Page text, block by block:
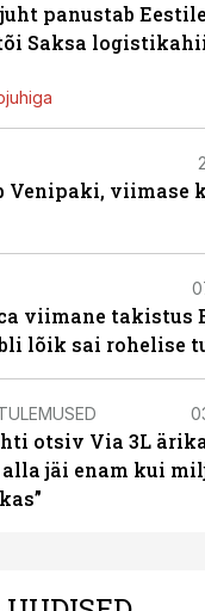
panustab
Saksa
Venipaki, viimase
viimane takistus
lõik sai rohelise
otsiv Via 3L
alla jäi enam kui